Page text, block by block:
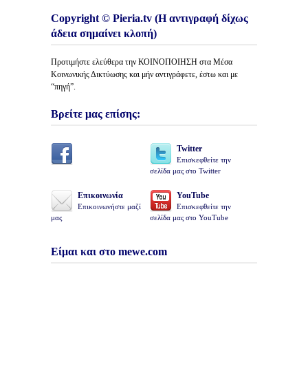
Copyright © Pieria.tv (Η αντιγραφή δίχως
άδεια σημαίνει κλοπή)
Προτιμήστε ελεύθερα την ΚΟΙΝΟΠΟΙΗΣΗ στα Μέσα
Κοινωνικής Δικτύωσης και μήν αντιγράφετε, έστω και με
“πηγή”.
Βρείτε μας επίσης:
Twitter
Επισκεφθείτε την
σελίδα μας στο Twitter
Επικοινωνία
Επικοινωνήστε μαζί
μας
YouTube
Επισκεφθείτε την
σελίδα μας στο YouTube
Είμαι και στο mewe.com